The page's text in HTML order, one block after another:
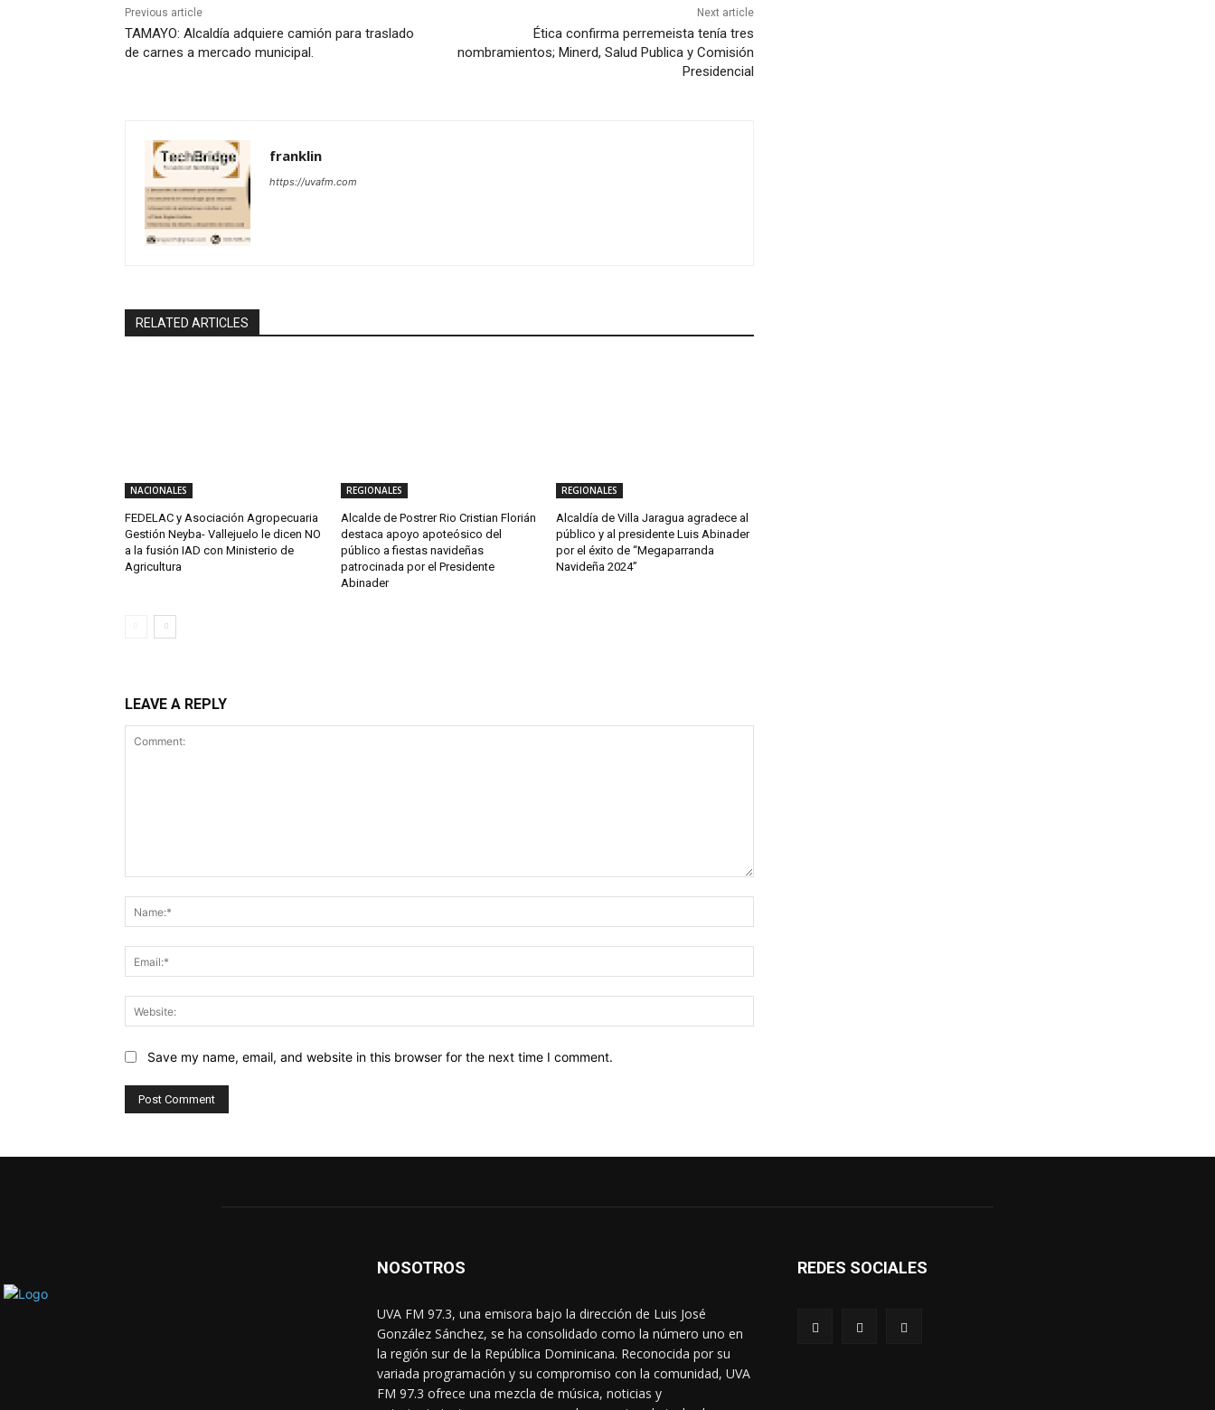
Previous article
TAMAYO: Alcaldía adquiere camión para traslado
de carnes a mercado municipal.
Next article
Ética confirma perremeista tenía tres
nombramientos; Minerd, Salud Publica y Comisión
Presidencial
franklin
https://uvafm.com
RELATED ARTICLES
NACIONALES
FEDELAC y Asociación Agropecuaria
Gestión Neyba- Vallejuelo le dicen NO
a la fusión IAD con Ministerio de
Agricultura
REGIONALES
Alcalde de Postrer Rio Cristian Florián
destaca apoyo apoteósico del
público a fiestas navideñas
patrocinada por el Presidente
Abinader
REGIONALES
Alcaldía de Villa Jaragua agradece al
público y al presidente Luis Abinader
por el éxito de “Megaparranda
Navideña 2024”
LEAVE A REPLY
Save my name, email, and website in this browser for the next time I comment.
NOSOTROS
UVA FM 97.3, una emisora bajo la dirección de Luis José
González Sánchez, se ha consolidado como la número uno en
la región sur de la República Dominicana. Reconocida por su
variada programación y su compromiso con la comunidad, UVA
FM 97.3 ofrece una mezcla de música, noticias y
REDES SOCIALES